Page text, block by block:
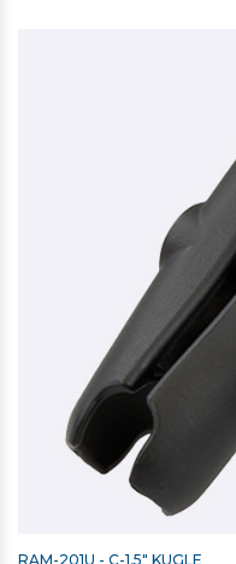
RAM-201U - C-1,5" KUGLE